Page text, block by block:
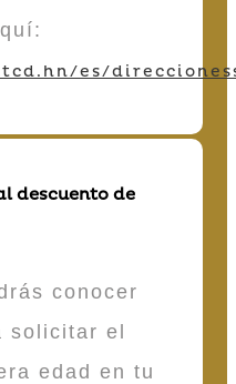
es/
descuento de
conocer
solicitar el
edad en tu